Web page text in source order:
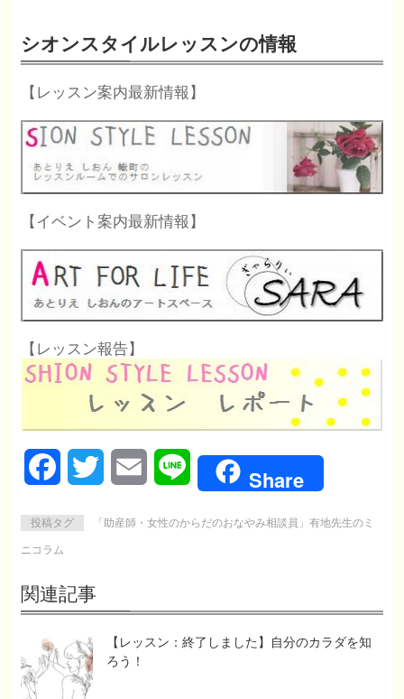
シオンスタイルレッスンの情報
【レッスン案内最新情報】
【イベント案内最新情報】
【レッスン報告】
FacebookTwitter Email Line Share
投稿タグ 「助産師・女性のからだのおなやみ相談員」有地先生のミ
ニコラム
関連記事
【レッスン：終了しました】自分のカラダを知
ろう！